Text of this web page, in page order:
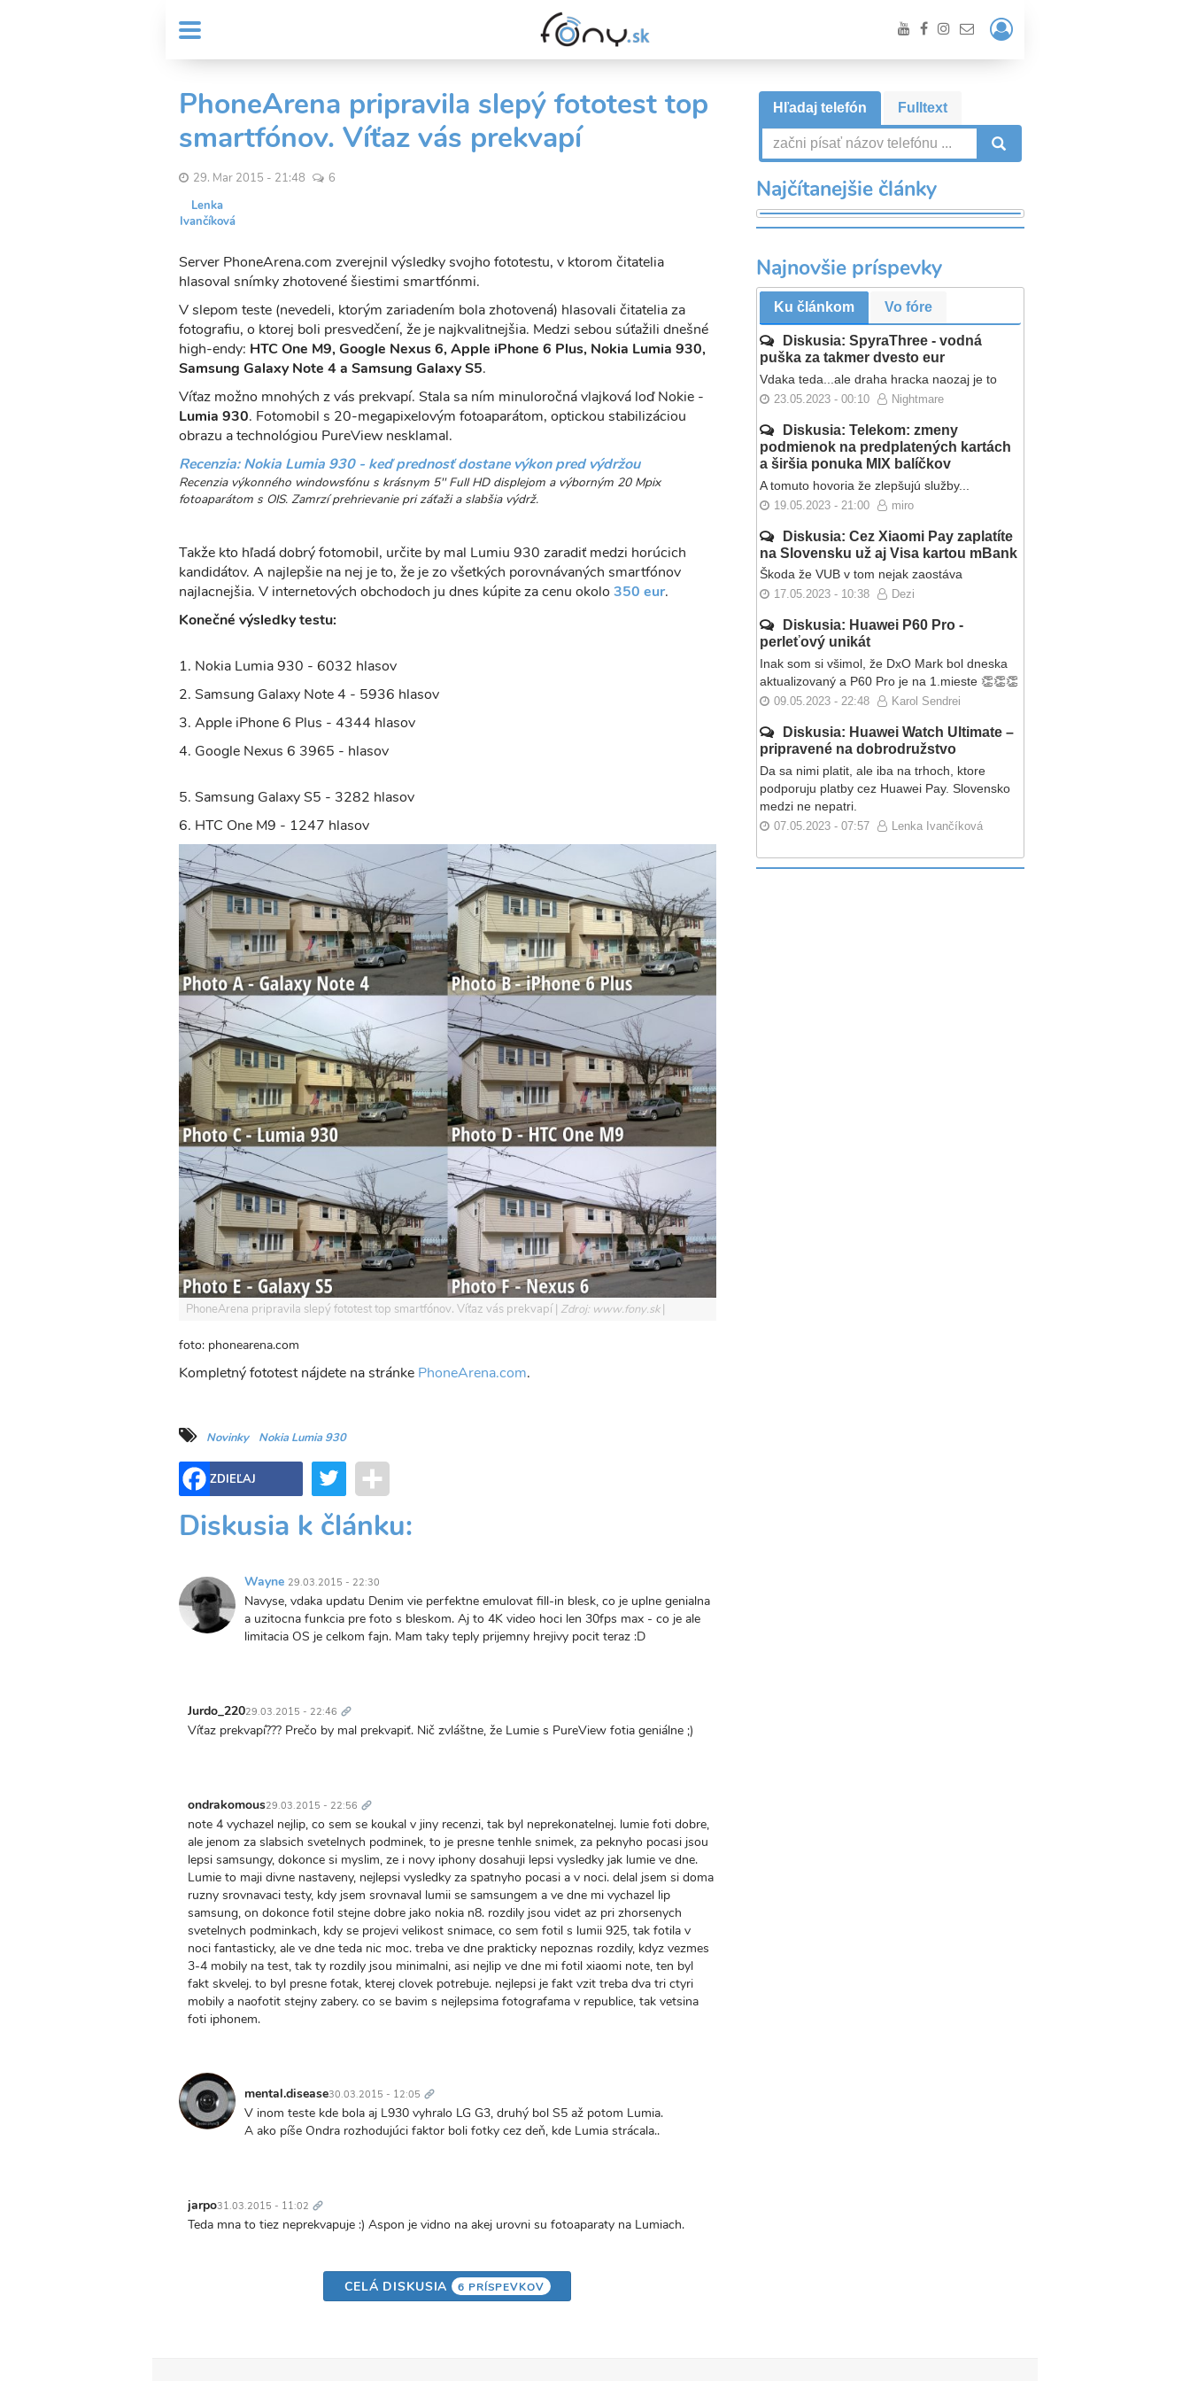
MENU
Header
menu
User
account
Prihlásiť
/
Registrácia
PhoneArena pripravila slepý fototest top
smartfónov. Víťaz vás prekvapí
29. Mar 2015 - 21:48
6
Lenka
Ivančíková
Server PhoneArena.com zverejnil výsledky svojho fototestu, v ktorom čitatelia
hlasoval snímky zhotovené šiestimi smartfónmi.
V slepom teste (nevedeli, ktorým zariadením bola zhotovená) hlasovali čitatelia za
fotografiu, o ktorej boli presvedčení, že je najkvalitnejšia. Medzi sebou súťažili dnešné
high-endy: HTC One M9, Google Nexus 6, Apple iPhone 6 Plus, Nokia Lumia 930,
Samsung Galaxy Note 4 a Samsung Galaxy S5.
Víťaz možno mnohých z vás prekvapí. Stala sa ním minuloročná vlajková loď Nokie -
Lumia 930. Fotomobil s 20-megapixelovým fotoaparátom, optickou stabilizáciou
obrazu a technológiou PureView nesklamal.
Recenzia: Nokia Lumia 930 - keď prednosť dostane výkon pred výdržou
Recenzia výkonného windowsfónu s krásnym 5'' Full HD displejom a výborným 20 Mpix
fotoaparátom s OIS. Zamrzí prehrievanie pri záťaži a slabšia výdrž.
Takže kto hľadá dobrý fotomobil, určite by mal Lumiu 930 zaradiť medzi horúcich
kandidátov. A najlepšie na nej je to, že je zo všetkých porovnávaných smartfónov
najlacnejšia. V internetových obchodoch ju dnes kúpite za cenu okolo 350 eur.
Konečné výsledky testu:
1. Nokia Lumia 930 - 6032 hlasov
2. Samsung Galaxy Note 4 - 5936 hlasov
3. Apple iPhone 6 Plus - 4344 hlasov
4. Google Nexus 6 3965 - hlasov
5. Samsung Galaxy S5 - 3282 hlasov
6. HTC One M9 - 1247 hlasov
PhoneArena pripravila slepý fototest top smartfónov. Víťaz vás prekvapí Zdroj: www.fony.sk
foto: phonearena.com
Kompletný fototest nájdete na stránke PhoneArena.com.
Novinky Nokia Lumia 930
ZDIEĽAJ Twitter
Diskusia k článku:
Wayne 29.03.2015 - 22:30
Navyse, vdaka updatu Denim vie perfektne emulovat fill-in blesk, co je uplne genialna
a uzitocna funkcia pre foto s bleskom. Aj to 4K video hoci len 30fps max - co je ale
limitacia OS je celkom fajn. Mam taky teply prijemny hrejivy pocit teraz :D
Jurdo_22029.03.2015 - 22:46 odkaz
Víťaz prekvapí??? Prečo by mal prekvapiť. Nič zvláštne, že Lumie s PureView fotia geniálne ;)
ondrakomous29.03.2015 - 22:56 odkaz
note 4 vychazel nejlip, co sem se koukal v jiny recenzi, tak byl neprekonatelnej. lumie foti dobre,
ale jenom za slabsich svetelnych podminek, to je presne tenhle snimek, za peknyho pocasi jsou
lepsi samsungy, dokonce si myslim, ze i novy iphony dosahuji lepsi vysledky jak lumie ve dne.
Lumie to maji divne nastaveny, nejlepsi vysledky za spatnyho pocasi a v noci. delal jsem si doma
ruzny srovnavaci testy, kdy jsem srovnaval lumii se samsungem a ve dne mi vychazel lip
samsung, on dokonce fotil stejne dobre jako nokia n8. rozdily jsou videt az pri zhorsenych
svetelnych podminkach, kdy se projevi velikost snimace, co sem fotil s lumii 925, tak fotila v
noci fantasticky, ale ve dne teda nic moc. treba ve dne prakticky nepoznas rozdily, kdyz vezmes
3-4 mobily na test, tak ty rozdily jsou minimalni, asi nejlip ve dne mi fotil xiaomi note, ten byl
fakt skvelej. to byl presne fotak, kterej clovek potrebuje. nejlepsi je fakt vzit treba dva tri ctyri
mobily a naofotit stejny zabery. co se bavim s nejlepsima fotografama v republice, tak vetsina
foti iphonem.
mental.disease30.03.2015 - 12:05 odkaz
V inom teste kde bola aj L930 vyhralo LG G3, druhý bol S5 až potom Lumia.
A ako píše Ondra rozhodujúci faktor boli fotky cez deň, kde Lumia strácala..
jarpo31.03.2015 - 11:02 odkaz
Teda mna to tiez neprekvapuje :) Aspon je vidno na akej urovni su fotoaparaty na Lumiach.
CELÁ DISKUSIA 6 PRÍSPEVKOV
Hľadaj telefón Fulltext
Najčítanejšie články
Najnovšie príspevky
Ku článkom Vo fóre
Diskusia: SpyraThree - vodná
puška za takmer dvesto eur
Vdaka teda...ale draha hracka naozaj je to
23.05.2023 - 00:10 Nightmare
Diskusia: Telekom: zmeny
podmienok na predplatených kartách
a širšia ponuka MIX balíčkov
A tomuto hovoria že zlepšujú služby...
19.05.2023 - 21:00 miro
Diskusia: Cez Xiaomi Pay zaplatíte
na Slovensku už aj Visa kartou mBank
Škoda že VUB v tom nejak zaostáva
17.05.2023 - 10:38 Dezi
Diskusia: Huawei P60 Pro -
perleťový unikát
Inak som si všimol, že DxO Mark bol dneska
aktualizovaný a P60 Pro je na 1.mieste 👏👏👏
09.05.2023 - 22:48 Karol Sendrei
Diskusia: Huawei Watch Ultimate –
pripravené na dobrodružstvo
Da sa nimi platit, ale iba na trhoch, ktore
podporuju platby cez Huawei Pay. Slovensko
medzi ne nepatri.
07.05.2023 - 07:57 Lenka Ivančíková